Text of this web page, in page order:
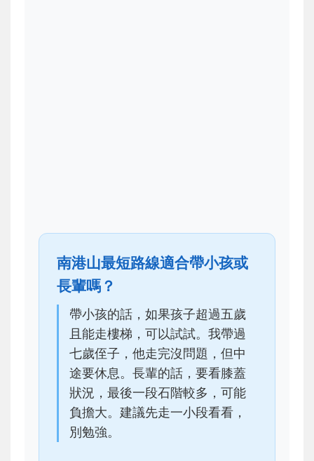
南港山最短路線適合帶小孩或
長輩嗎？
帶小孩的話，如果孩子超過五歲
且能走樓梯，可以試試。我帶過
七歲侄子，他走完沒問題，但中
途要休息。長輩的話，要看膝蓋
狀況，最後一段石階較多，可能
負擔大。建議先走一小段看看，
別勉強。